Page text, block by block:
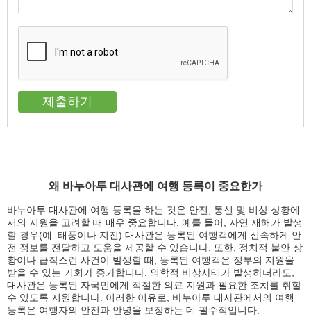
왜 바누아투 대사관에 여행 등록이 중요한가
바누아투 대사관에 여행 등록을 하는 것은 안전, 통신 및 비상 상황에
서의 지원을 고려할 때 매우 중요합니다. 예를 들어, 자연 재해가 발생
할 경우(예: 태풍이나 지진) 대사관은 등록된 여행객에게 신속하게 안
전 정보를 전달하고 도움을 제공할 수 있습니다. 또한, 정치적 불안 상
황이나 급작스런 사건이 발생할 때, 등록된 여행객은 정부의 지원을
받을 수 있는 기회가 증가합니다. 의학적 비상사태가 발생하더라도,
대사관은 등록된 자국민에게 적절한 의료 지원과 필요한 조치를 취할
수 있도록 지원합니다. 이러한 이유로, 바누아투 대사관에서의 여행
등록은 여행자의 안전과 안녕을 보장하는 데 필수적입니다.